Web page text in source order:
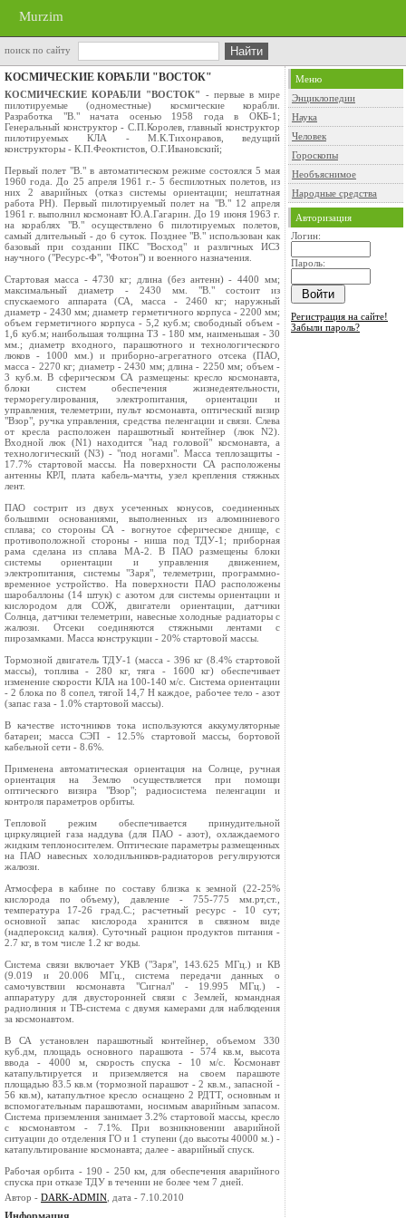
Murzim
поиск по сайту
КОСМИЧЕСКИЕ КОРАБЛИ "ВОСТОК"
КОСМИЧЕСКИЕ КОРАБЛИ "ВОСТОК" - первые в мире
пилотируемые (одноместные) космические корабли.
Разработка "В." начата осенью 1958 года в ОКБ-1;
Генеральный конструктор - С.П.Королев, главный конструктор
пилотируемых КЛА - М.К.Тихонравов, ведущий
конструкторы - К.П.Феоктистов, О.Г.Ивановский;
Первый полет "В." в автоматическом режиме состоялся 5 мая
1960 года. До 25 апреля 1961 г.- 5 беспилотных полетов, из
них 2 аварийных (отказ системы ориентации; нештатная
работа РН). Первый пилотируемый полет на "В." 12 апреля
1961 г. выполнил космонавт Ю.А.Гагарин. До 19 июня 1963 г.
на кораблях "В." осуществлено 6 пилотируемых полетов,
самый длительный - до 6 суток. Позднее "В." использован как
базовый при создании ПКС "Восход" и различных ИСЗ
научного ("Ресурс-Ф", "Фотон") и военного назначения.
Стартовая масса - 4730 кг; длина (без антенн) - 4400 мм;
максимальный диаметр - 2430 мм. "В." состоит из
спускаемого аппарата (СА, масса - 2460 кг; наружный
диаметр - 2430 мм; диаметр герметичного корпуса - 2200 мм;
объем герметичного корпуса - 5,2 куб.м; свободный объем -
1,6 куб.м; наибольшая толщина ТЗ - 180 мм, наименьшая - 30
мм.; диаметр входного, парашютного и технологического
люков - 1000 мм.) и приборно-агрегатного отсека (ПАО,
масса - 2270 кг; диаметр - 2430 мм; длина - 2250 мм; объем -
3 куб.м. В сферическом СА размещены: кресло космонавта,
блоки систем обеспечения жизнедеятельности,
терморегулирования, электропитания, ориентации и
управления, телеметрии, пульт космонавта, оптический визир
"Взор", ручка управления, средства пеленгации и связи. Слева
от кресла расположен парашютный контейнер (люк N2).
Входной люк (N1) находится "над головой" космонавта, а
технологический (N3) - "под ногами". Масса теплозащиты -
17.7% стартовой массы. На поверхности СА расположены
антенны КРЛ, плата кабель-мачты, узел крепления стяжных
лент.
ПАО сострит из двух усеченных конусов, соединенных
большими основаниями, выполненных из алюминиевого
сплава; со стороны СА - вогнутое сферическое днище, с
противоположной стороны - ниша под ТДУ-1; приборная
рама сделана из сплава МА-2. В ПАО размещены блоки
системы ориентации и управления движением,
электропитания, системы "Заря", телеметрии, программно-
временное устройство. На поверхности ПАО расположены
шаробаллоны (14 штук) с азотом для системы ориентации и
кислородом для СОЖ, двигатели ориентации, датчики
Солнца, датчики телеметрии, навесные холодные радиаторы с
жалюзи. Отсеки соединяются стяжными лентами с
пирозамками. Масса конструкции - 20% стартовой массы.
Тормозной двигатель ТДУ-1 (масса - 396 кг (8.4% стартовой
массы), топлива - 280 кг, тяга - 1600 кг) обеспечивает
изменение скорости КЛА на 100-140 м/с. Система ориентации
- 2 блока по 8 сопел, тягой 14,7 Н каждое, рабочее тело - азот
(запас газа - 1.0% стартовой массы).
В качестве источников тока используются аккумуляторные
батареи; масса СЭП - 12.5% стартовой массы, бортовой
кабельной сети - 8.6%.
Применена автоматическая ориентация на Солнце, ручная
ориентация на Землю осуществляется при помощи
оптического визира "Взор"; радиосистема пеленгации и
контроля параметров орбиты.
Тепловой режим обеспечивается принудительной
циркуляцией газа наддува (для ПАО - азот), охлаждаемого
жидким теплоносителем. Оптические параметры размещенных
на ПАО навесных холодильников-радиаторов регулируются
жалюзи.
Атмосфера в кабине по составу близка к земной (22-25%
кислорода по объему), давление - 755-775 мм.рт,ст.,
температура 17-26 град.С.; расчетный ресурс - 10 сут;
основной запас кислорода хранится в связном виде
(надпероксид калия). Суточный рацион продуктов питания -
2.7 кг, в том числе 1.2 кг воды.
Система связи включает УКВ ("Заря", 143.625 МГц.) и КВ
(9.019 и 20.006 МГц., система передачи данных о
самочувствии космонавта "Сигнал" - 19.995 МГц.) -
аппаратуру для двусторонней связи с Землей, командная
радиолиния и ТВ-система с двумя камерами для наблюдения
за космонавтом.
В СА установлен парашютный контейнер, объемом 330
куб.дм, площадь основного парашюта - 574 кв.м, высота
ввода - 4000 м, скорость спуска - 10 м/с. Космонавт
катапультируется и приземляется на своем парашюте
площадью 83.5 кв.м (тормозной парашют - 2 кв.м., запасной -
56 кв.м), катапультное кресло оснащено 2 РДТТ, основным и
вспомогательным парашютами, носимым аварийным запасом.
Система приземления занимает 3.2% стартовой массы, кресло
с космонавтом - 7.1%. При возникновении аварийной
ситуации до отделения ГО и 1 ступени (до высоты 40000 м.) -
катапультирование космонавта; далее - аварийный спуск.
Рабочая орбита - 190 - 250 км, для обеспечения аварийного
спуска при отказе ТДУ в течении не более чем 7 дней.
Автор - DARK-ADMIN , дата - 7.10.2010
Меню
Энциклопедии
Наука
Человек
Гороскопы
Необъяснимое
Народные средства
Авторизация
Логин:
Пароль:
Регистрация на сайте!
Забыли пароль?